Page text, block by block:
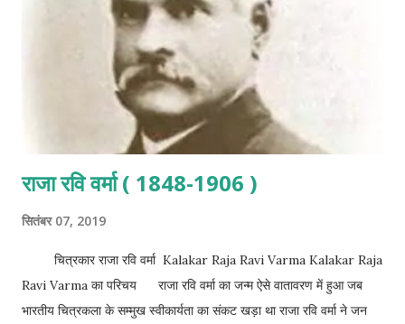
कर्मशील व्यक्ति एक साथ एकत्र होने होकर...
राजा रवि वर्मा ( 1848-1906 )
सितंबर 07, 2019
चित्रकार राजा रवि वर्मा Kalakar Raja Ravi Varma Kalakar Raja
Ravi Varma का परिचय राजा रवि वर्मा का जन्म ऐसे वातावरण में हुआ जब
भारतीय चित्रकला के सम्मुख स्वीकार्यता का संकट खड़ा था राजा रवि वर्मा ने जन